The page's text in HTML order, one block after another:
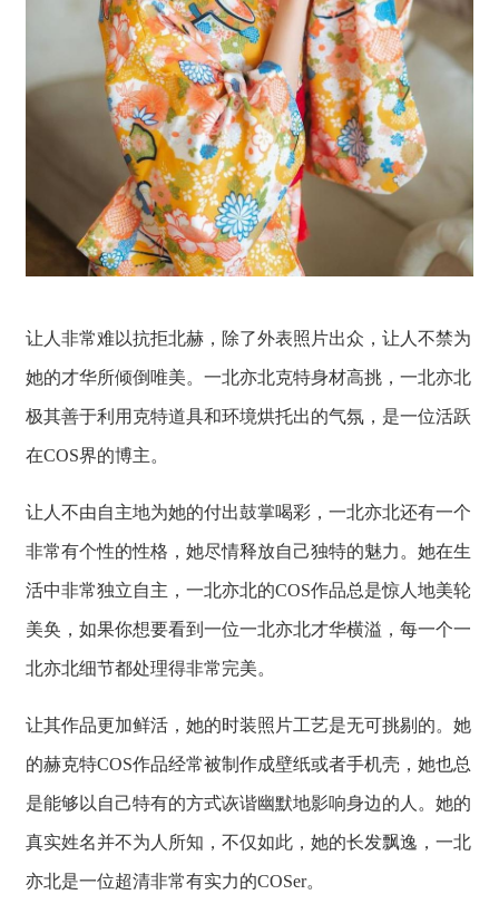
让人非常难以抗拒北赫，除了外表照片出众，让人不禁为
她的才华所倾倒唯美。一北亦北克特身材高挑，一北亦北
极其善于利用克特道具和环境烘托出的气氛，是一位活跃
在COS界的博主。
让人不由自主地为她的付出鼓掌喝彩，一北亦北还有一个
非常有个性的性格，她尽情释放自己独特的魅力。她在生
活中非常独立自主，一北亦北的COS作品总是惊人地美轮
美奂，如果你想要看到一位一北亦北才华横溢，每一个一
北亦北细节都处理得非常完美。
让其作品更加鲜活，她的时装照片工艺是无可挑剔的。她
的赫克特COS作品经常被制作成壁纸或者手机壳，她也总
是能够以自己特有的方式诙谐幽默地影响身边的人。她的
真实姓名并不为人所知，不仅如此，她的长发飘逸，一北
亦北是一位超清非常有实力的COSer。